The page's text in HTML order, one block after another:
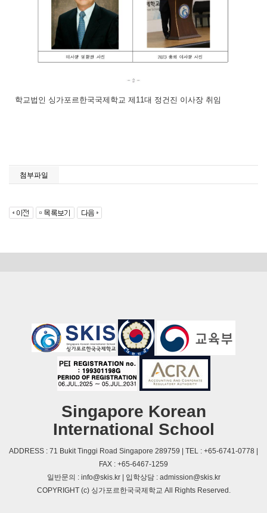
학교법인 싱가포르한국국제학교 제11대 정건진 이사장 취임
첨부파일
Singapore Korean
International School
ADDRESS : 71 Bukit Tinggi Road Singapore 289759 | TEL : +65-6741-0778 |
FAX : +65-6467-1259
일반문의 : info@skis.kr | 입학상담 : admission@skis.kr
COPYRIGHT (c) 싱가포르한국국제학교 All Rights Reserved.